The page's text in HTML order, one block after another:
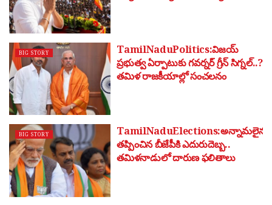
BIG STORY
TamilNaduPolitics:విజయ్
ప్రభుత్వ ఏర్పాటుకు గవర్నర్ గ్రీన్ సిగ్నల్..?
తమిళ రాజకీయాల్లో సంచలనం
BIG STORY
TamilNaduElections:అన్నామలైను
తప్పించిన బీజేపీకి ఎదురుదెబ్బ..
తమిళనాడులో దారుణ ఫలితాలు